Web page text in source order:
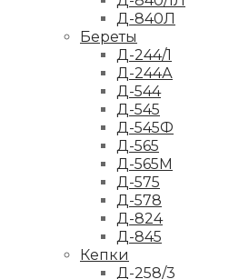
Д-840Л
Береты
Д-244/1
Д-244А
Д-544
Д-545
Д-545Ф
Д-565
Д-565М
Д-575
Д-578
Д-824
Д-845
Кепки
Д-258/3